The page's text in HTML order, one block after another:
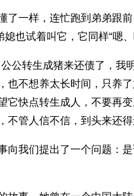
了一样，连忙跑到弟弟跟
也试着叫它，它同样“嗯、
公转生成猪来还债了，我
也不想养太长时间，只养
它快点转生成人，不要再
不管人信不信，到头来还得
向我们提出了一个问题：